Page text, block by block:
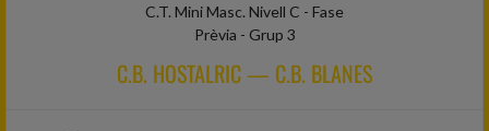
C.T. Mini Masc. Nivell C - Fase
Prèvia - Grup 3
C.B. HOSTALRIC — C.B. BLANES